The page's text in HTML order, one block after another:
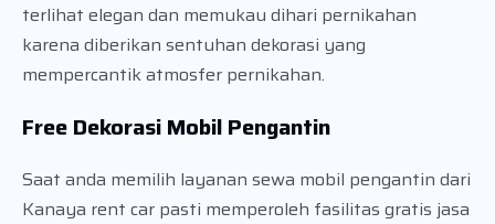
terlihat elegan dan memukau dihari pernikahan
karena diberikan sentuhan dekorasi yang
mempercantik atmosfer pernikahan.
Free Dekorasi Mobil Pengantin
Saat anda memilih layanan sewa mobil pengantin dari
Kanaya rent car pasti memperoleh fasilitas gratis jasa